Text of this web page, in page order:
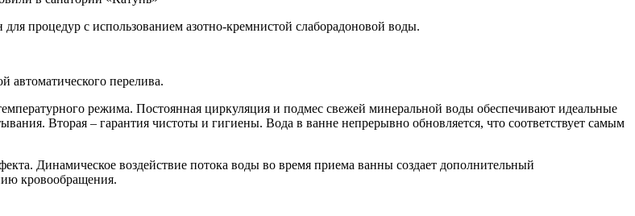
процедур с использованием азотно-кремнистой слаборадоновой воды.
автоматического перелива.
режима. Постоянная циркуляция и подмес свежей минеральной воды обеспечивают идеальные
Вторая – гарантия чистоты и гигиены. Вода в ванне непрерывно обновляется, что соответствует самым
Динамическое воздействие потока воды во время приема ванны создает дополнительный
кровообращения.